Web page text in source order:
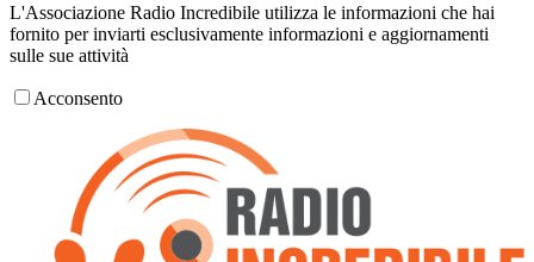
L'Associazione Radio Incredibile utilizza le informazioni che hai
fornito per inviarti esclusivamente informazioni e aggiornamenti
sulle sue attività
Acconsento